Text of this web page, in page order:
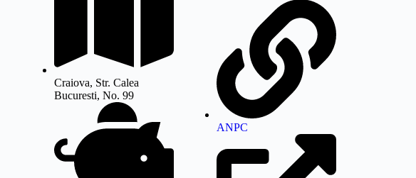
Craiova, Str. Calea
Bucuresti, No. 99
ANPC